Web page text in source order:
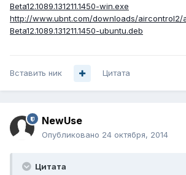
Beta12.1089.131211.1450-win.exe
http://www.ubnt.com/downloads/aircontrol2/
Beta12.1089.131211.1450-ubuntu.deb
Вставить ник Цитата
NewUse
Опубликовано 24 октября, 2014
Цитата